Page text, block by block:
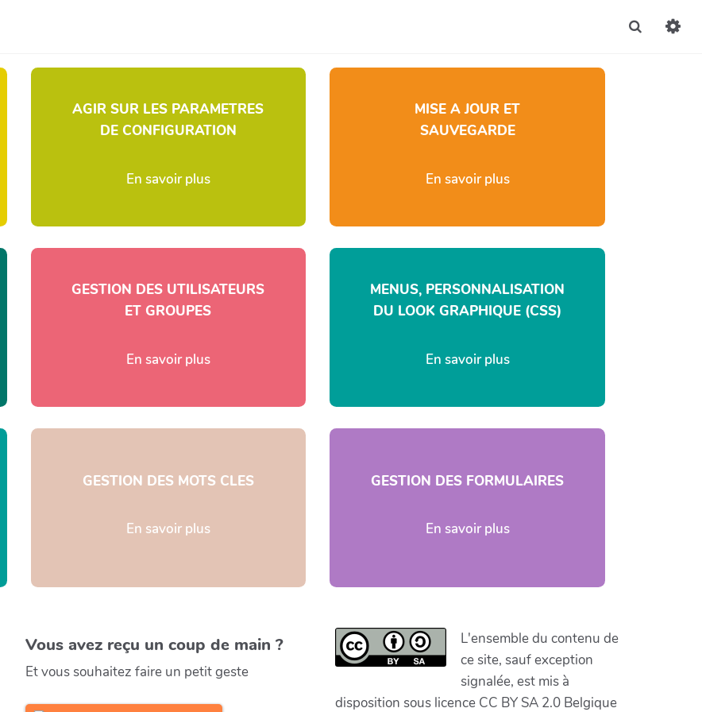
AGIR SUR LES PARAMETRES
DE CONFIGURATION
En savoir plus
MISE A JOUR ET
SAUVEGARDE
En savoir plus
GESTION DES UTILISATEURS
ET GROUPES
En savoir plus
MENUS, PERSONNALISATION
DU LOOK GRAPHIQUE (CSS)
En savoir plus
GESTION DES MOTS CLES
En savoir plus
GESTION DES FORMULAIRES
En savoir plus
Vous avez reçu un coup de main ?
Et vous souhaitez faire un petit geste
L'ensemble du contenu de
ce site, sauf exception
signalée, est mis à
disposition sous licence CC BY SA 2.0 Belgique